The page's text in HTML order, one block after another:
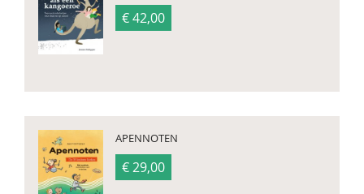
€ 42,00
APENNOTEN
€ 29,00